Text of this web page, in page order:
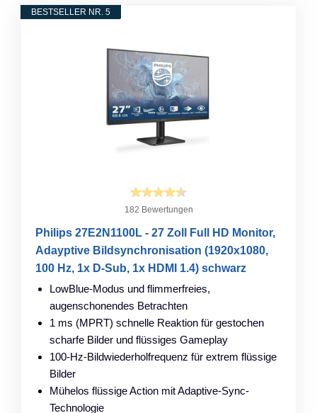
BESTSELLER NR. 5
182 Bewertungen
Philips 27E2N1100L - 27 Zoll Full HD Monitor,
Adayptive Bildsynchronisation (1920x1080,
100 Hz, 1x D-Sub, 1x HDMI 1.4) schwarz
LowBlue-Modus und flimmerfreies,
augenschonendes Betrachten
1 ms (MPRT) schnelle Reaktion für gestochen
scharfe Bilder und flüssiges Gameplay
100-Hz-Bildwiederholfrequenz für extrem flüssige
Bilder
Mühelos flüssige Action mit Adaptive-Sync-
Technologie